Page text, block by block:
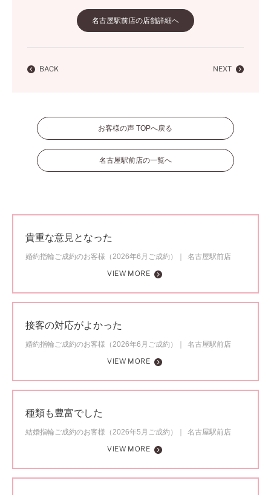
名古屋駅前店の店舗詳細へ
BACK NEXT
お客様の声 TOPへ戻る
名古屋駅前店の一覧へ
貴重な意見となった
婚約指輪ご成約のお客様（2026年6月ご成約）
名古屋駅前店
VIEW MORE
接客の対応がよかった
婚約指輪ご成約のお客様（2026年6月ご成約）
名古屋駅前店
VIEW MORE
種類も豊富でした
結婚指輪ご成約のお客様（2026年5月ご成約）
名古屋駅前店
VIEW MORE